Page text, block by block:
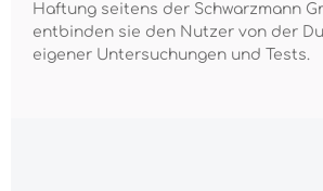
Haftung seitens der Schwarzmann
entbinden sie den Nutzer von der
eigener Untersuchungen und Tests.